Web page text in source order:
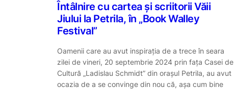
Întâlnire cu cartea și scriitorii Văii
Jiului la Petrila, în „Book Walley
Festival”
Oamenii care au avut inspirația de a trece în seara
zilei de vineri, 20 septembrie 2024 prin fața Casei de
Cultură „Ladislau Schmidt” din orașul Petrila, au avut
ocazia de a se convinge din nou că, așa cum bine